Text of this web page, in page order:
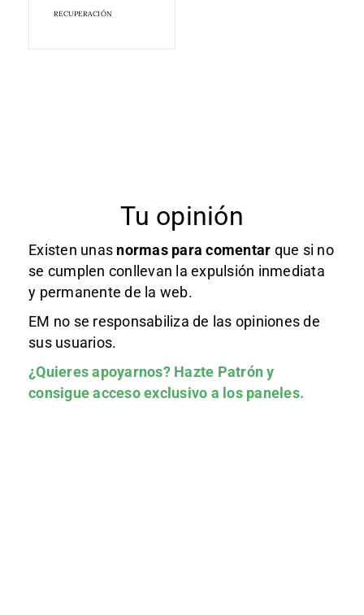
RECUPERACIÓN
Tu opinión
Existen unas normas para comentar que si no
se cumplen conllevan la expulsión inmediata
y permanente de la web.
EM no se responsabiliza de las opiniones de
sus usuarios.
¿Quieres apoyarnos? Hazte Patróny
consigue acceso exclusivo a los paneles.